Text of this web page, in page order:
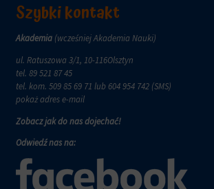
Szybki kontakt
Akademia (wcześniej Akademia Nauki)
ul. Ratuszowa 3/1, 10-116Olsztyn
tel.89 521 87 45
tel. kom.509 85 69 71 lub 604 954 742 (SMS)
pokaż adres e-mail
Zobacz jak do nas dojechać!
Odwiedź nas na: